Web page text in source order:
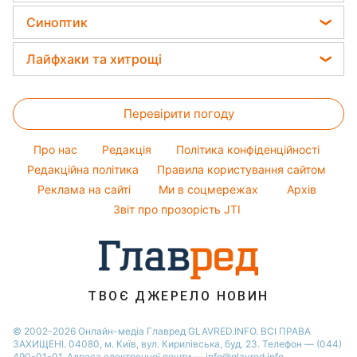
Потап
Софія Ротару
Новини Тернополя
Новини Житомира
Новини Одеси
Новини Харкова
Гарний манікюр
Модні помилки
Тарифи
Салати
Прості страви
Легкі десерти
Головоломки
Тести по картинці
Оптичні ілюзії
Народні прикмети
Усе про шоу-бізнес
Синоптик
Прогноз погоди
Магнітні бурі
Погода на сьогодні
Погода на завтра
Пилова буря
Лайфхаки та хитрощі
Прибирання
Кімнатні рослини
Авто
Перевірити погоду
Про нас Редакція
Політика конфіденційності
Редакційна політика
Правила користування сайтом
Реклама на сайті
Ми в соцмережах
Архів
Звіт про прозорість JTI
ТВОЄ ДЖЕРЕЛО НОВИН
© 2002-2026 Онлайн-медіа Главред GLAVRED.INFO. ВСІ ПРАВА
ЗАХИЩЕНІ. 04080, м. Київ, вул. Кирилівська, буд. 23. Телефон — (044)